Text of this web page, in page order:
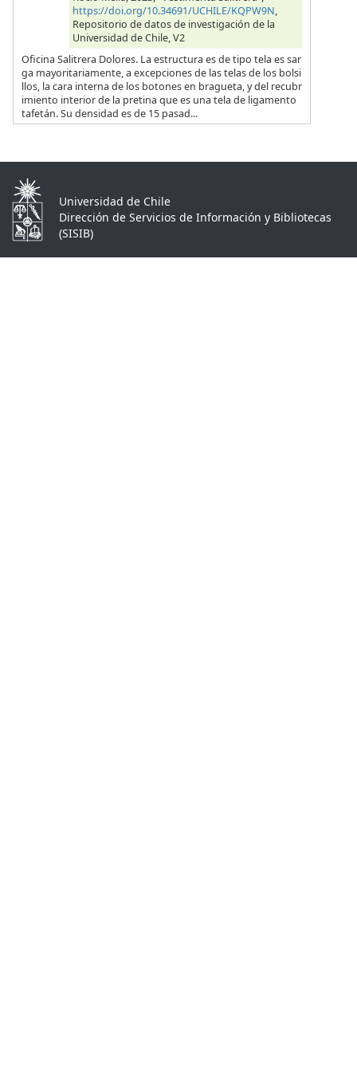
https://doi.org/10.34691/UCHILE/KQPW9N,
Repositorio de datos de investigación de la
Universidad de Chile, V2
Oficina Salitrera Dolores. La estructura es de tipo tela es sar
ga mayoritariamente, a excepciones de las telas de los bolsi
llos, la cara interna de los botones en bragueta, y del recubr
imiento interior de la pretina que es una tela de ligamento
tafetán. Su densidad es de 15 pasad...
Universidad de Chile
Dirección de Servicios de Información y Bibliotecas
(SISIB)